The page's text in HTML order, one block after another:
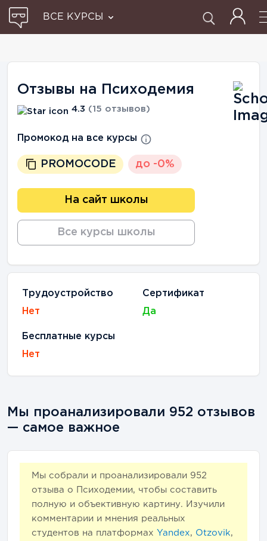
ВСЕ КУРСЫ
Отзывы на Психодемия
4.3 (15 отзывов)
Промокод на все курсы
PROMOCODE до -0%
На сайт школы
Все курсы школы
Трудоустройство
Нет
Сертификат
Да
Бесплатные курсы
Нет
Мы проанализировали 952 отзывов
— самое важное
Мы собрали и проанализировали 952
отзыва о Психодемии, чтобы составить
полную и объективную картину. Изучили
комментарии и мнения реальных
студентов на платформах Yandex, Otzovik,